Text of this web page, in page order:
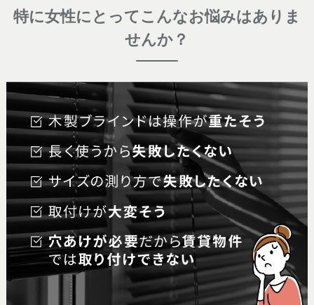
特に女性にとってこんなお悩みはありま
せんか？